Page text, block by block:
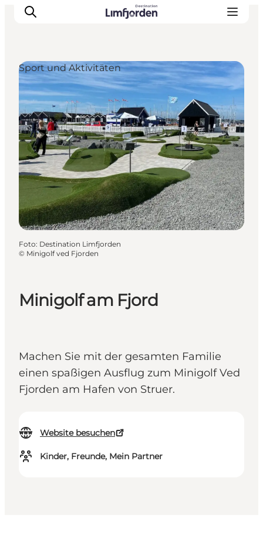
Minigolf am Fjord
Machen Sie mit der gesamten Familie
einen spaßigen Ausflug zum Minigolf Ved
Fjorden am Hafen von Struer.
Website besuchen
Kinder, Freunde, Mein Partner
Sport und Aktivitäten
Foto: Destination Limfjorden
© Minigolf ved Fjorden